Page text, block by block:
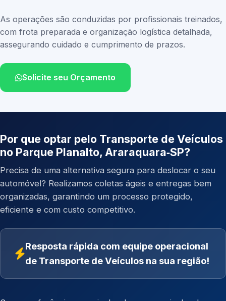
As operações são conduzidas por profissionais treinados,
com frota preparada e organização logística detalhada,
assegurando cuidado e cumprimento de prazos.
Solicite seu Orçamento
Por que optar pelo Transporte de Veículos
no Parque Planalto, Araraquara‑SP?
Precisa de uma alternativa segura para deslocar o seu
automóvel? Realizamos coletas ágeis e entregas bem
organizadas, garantindo um processo protegido,
eficiente e com custo competitivo.
Resposta rápida com equipe operacional
de Transporte de Veículos na sua região!